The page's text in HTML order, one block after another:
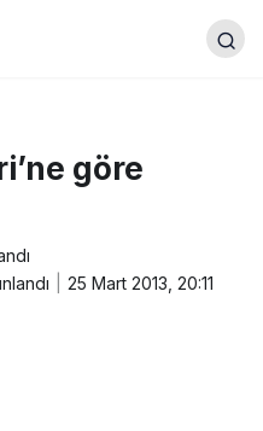
göre
25 Mart 2013, 20:11
Köyü